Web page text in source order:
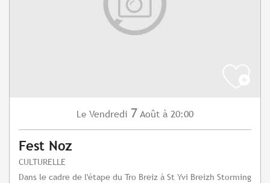
Le Vendredi 7 Août à 20:00
Fest Noz
CULTURELLE
Dans le cadre de l'étape du Tro Breiz à St Yvi Breizh Storming